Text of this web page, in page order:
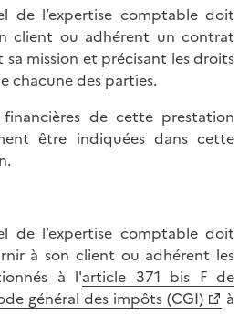
de l’expertise comptable doit
client ou adhérent un contrat
mission et précisant les droits
chacune des parties.
de cette prestation
être indiquées dans cette
de l’expertise comptable doit
à son client ou adhérent les
à l'article 371 bis F de
général des impôts (CGI)
à